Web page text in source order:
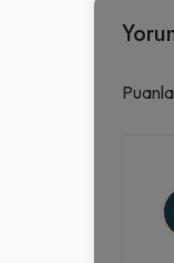
Puanla